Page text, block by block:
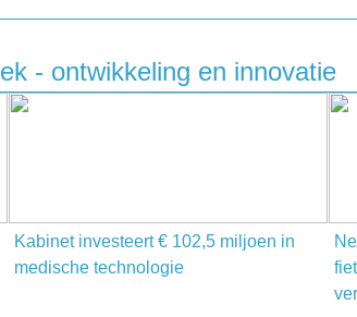
- ontwikkeling en innovatie
Kabinet investeert € 102,5 miljoen in
medische technologie